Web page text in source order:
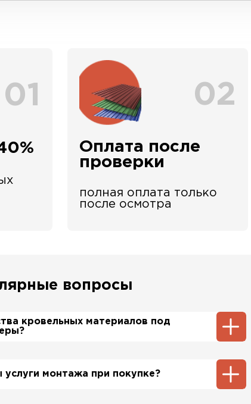
01 02
Оплата после
проверки
полная оплата только
после осмотра
вопросы
кровельных материалов под
металлочерепицы и профнастила 1-2
мощности позволяют нам производить
услуги монтажа при покупке?